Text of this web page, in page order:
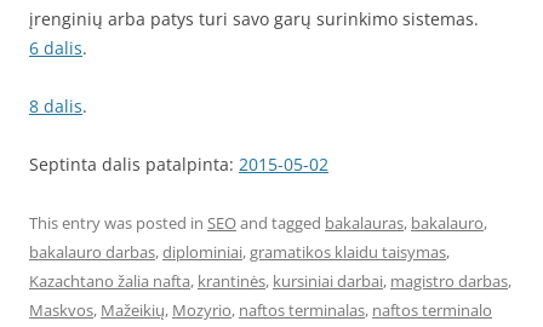
įrenginių arba patys turi savo garų surinkimo sistemas.
6 dalis.
8 dalis.
Septinta dalis patalpinta: 2015-05-02
This entry was posted in SEOand tagged bakalauras, bakalauro,
bakalauro darbas,diplominiai,gramatikos klaidu taisymas,
Kazachtano žalia nafta, krantinės, kursiniai darbai, magistro darbas,
Maskvos, Mažeikių, Mozyrio, naftos terminalas, naftos terminalo